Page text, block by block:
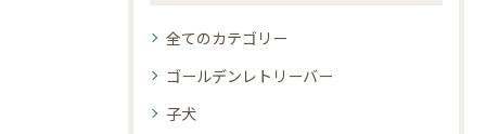
全てのカテゴリー
ゴールデンレトリーバー
子犬